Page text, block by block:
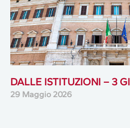
DALLE ISTITUZIONI – 3
29 Maggio 2026